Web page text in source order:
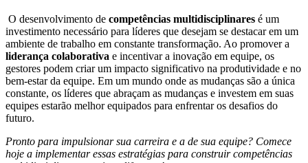
O desenvolvimento de competências multidisciplinares é um
investimento necessário para líderes que desejam se destacar em um
ambiente de trabalho em constante transformação. Ao promover a
liderança colaborativa e incentivar a inovação em equipe, os
gestores podem criar um impacto significativo na produtividade e no
bem-estar da equipe. Em um mundo onde as mudanças são a única
constante, os líderes que abraçam as mudanças e investem em suas
equipes estarão melhor equipados para enfrentar os desafios do
futuro.
Pronto para impulsionar sua carreira e a de sua equipe? Comece
hoje a implementar essas estratégias para construir competências